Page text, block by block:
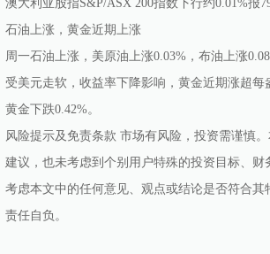
澳大利亚股指S&P/ASX 200指数下行约0.01%报
石油上涨，黄金近期上涨
周一石油上涨，美原油上涨0.03%，布油上涨
受美元走软，收益率下降影响，黄金近期涨超每
黄金下跌0.42%。
风险提示及免责条款 市场有风险，投资需谨慎
建议，也未考虑到个别用户特殊的投资目标、财
考虑本文中的任何意见、观点或结论是否符合其
责任自负。